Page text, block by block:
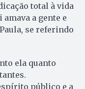
total à vida
a gente e
se referindo
ela quanto
público e a